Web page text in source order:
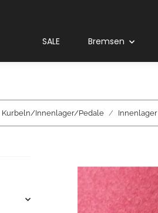
SALE Bremsen
Kurbeln/Innenlager/Pedale Innenlager